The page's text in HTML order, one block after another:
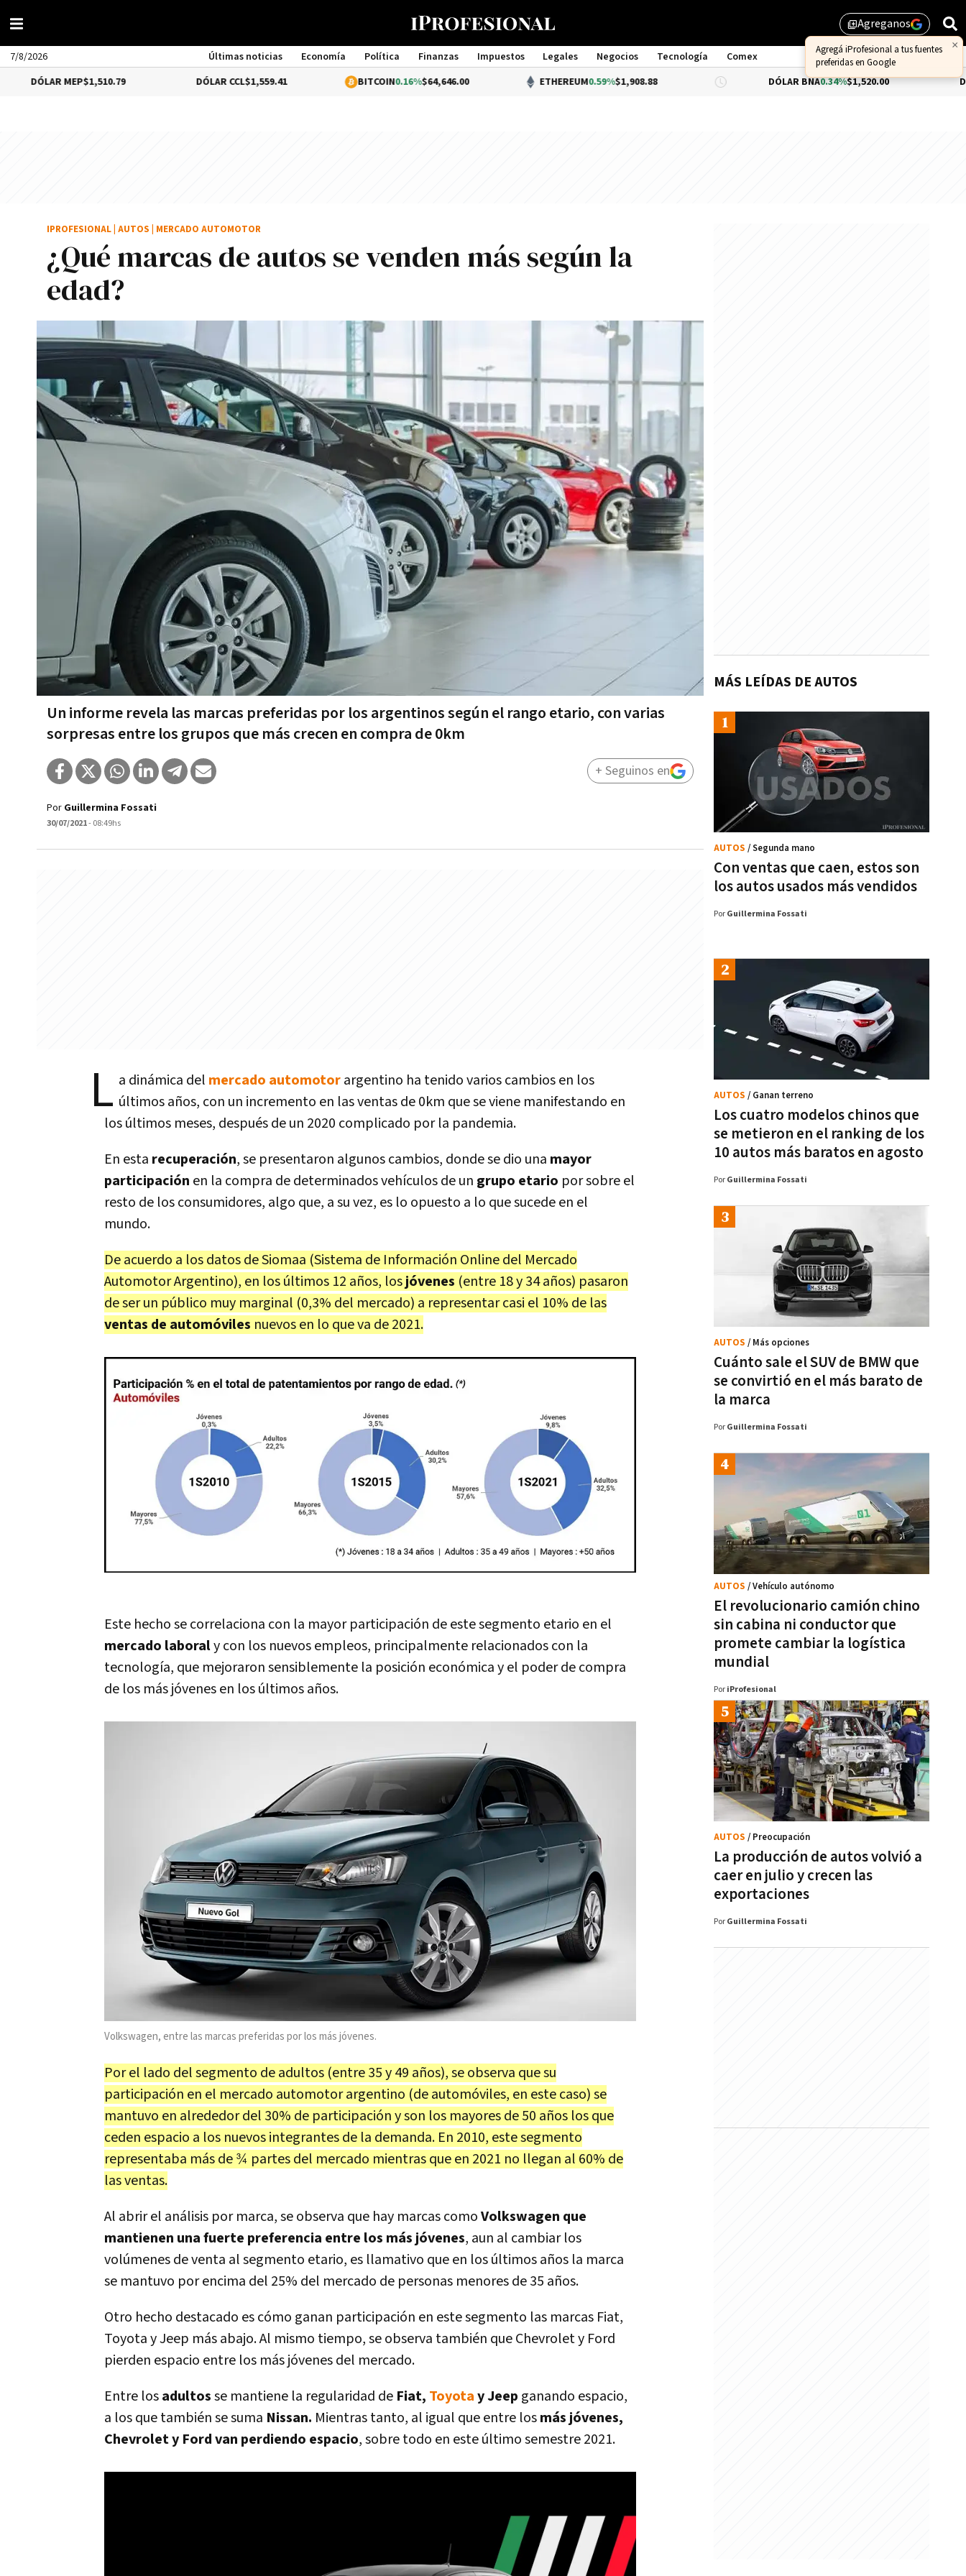
library_addAgreganos
7/8/2026 Últimas noticias Economía Política Finanzas Impuestos Legales Negocios Tecnología
Comex
Management
$1,510.79 $1,559.41 0.16%$64,646.00 ETHEREUM0.59%$1,908.88 DÓLAR BNA 0.34%$1,520.00 DÓLAR BLUE
¿Qué marcas de autos se venden más según la
edad?
Un informe revela las marcas preferidas por los argentinos según el rango etario, con varias
sorpresas entre los grupos que más crecen en compra de 0km
IPROFESIONAL AUTOS MERCADO AUTOMOTOR
Por Guillermina Fossati
30/07/2021- 08:49hs
+ Seguinos en
L a dinámica del mercado automotorargentino ha tenido varios cambios en los
últimos años, con un incremento en las ventas de 0km que se viene manifestando en
los últimos meses, después de un 2020 complicado por la pandemia.
En esta recuperación, se presentaron algunos cambios, donde se dio una mayor
participación en la compra de determinados vehículos de un grupo etario por sobre el
resto de los consumidores, algo que, a su vez, es lo opuesto a lo que sucede en el
mundo.
De acuerdo a los datos de Siomaa (Sistema de Información Online del Mercado
Automotor Argentino), en los últimos 12 años, losjóvenes (entre 18 y 34 años) pasaron
de ser un público muy marginal (0,3% del mercado) a representar casi el 10% de las
ventas de automóviles nuevos en lo que va de 2021.
Este hecho se correlaciona con la mayor participación de este segmento etario en el
mercado laboraly con los nuevos empleos, principalmente relacionados con la
tecnología, que mejoraron sensiblemente la posición económica y el poder de compra
de los más jóvenes en los últimos años.
Volkswagen, entre las marcas preferidas por los más jóvenes.
Por el lado del segmento de adultos (entre 35 y 49 años), se observa que su
participación en el mercado automotor argentino (de automóviles, en este caso) se
mantuvo en alrededor del 30% de participación y son los mayores de 50 años los que
ceden espacio a los nuevos integrantes de la demanda. En 2010, este segmento
representaba más de ¾ partes del mercado mientras que en 2021 no llegan al 60% de
las ventas.
Al abrir el análisis por marca, se observa que hay marcas comoVolkswagen que
mantienen una fuerte preferencia entre los más jóvenes, aun al cambiar los
volúmenes de venta al segmento etario, es llamativo que en los últimos años la marca
se mantuvo por encima del 25% del mercado de personas menores de 35 años.
Otro hecho destacado es cómo ganan participación en este segmento las marcas Fiat,
Toyota y Jeep más abajo. Al mismo tiempo, se observa también que Chevrolet y Ford
pierden espacio entre los más jóvenes del mercado.
Entre losadultosse mantiene la regularidad de Fiat, Toyotay Jeep ganando espacio,
a los que también se suma Nissan. Mientras tanto, al igual que entre losmás jóvenes,
Chevrolet y Ford van perdiendo espacio, sobre todo en este último semestre 2021.
MÁS LEÍDAS DE AUTOS
Con ventas que caen, estos son
los autos usados más vendidos
AUTOS / Segunda mano
Por Guillermina Fossati
Los cuatro modelos chinos que
se metieron en el ranking de los
10 autos más baratos en agosto
AUTOS / Ganan terreno
Por Guillermina Fossati
Cuánto sale el SUV de BMW que
se convirtió en el más barato de
la marca
AUTOS / Más opciones
Por Guillermina Fossati
El revolucionario camión chino
sin cabina ni conductor que
promete cambiar la logística
mundial
AUTOS / Vehículo autónomo
Por iProfesional
La producción de autos volvió a
caer en julio y crecen las
exportaciones
AUTOS / Preocupación
Por Guillermina Fossati